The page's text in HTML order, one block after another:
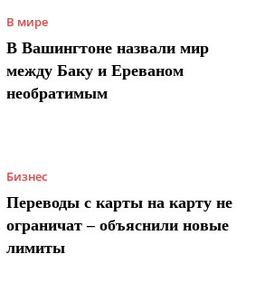
В мире
В Вашингтоне назвали мир
между Баку и Ереваном
необратимым
Бизнес
Переводы с карты на карту не
ограничат – объяснили новые
лимиты